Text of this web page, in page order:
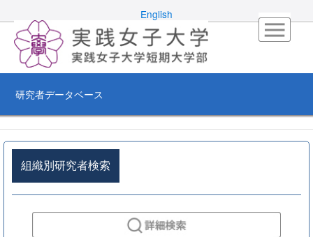
English
研究者データベース
組織別研究者検索